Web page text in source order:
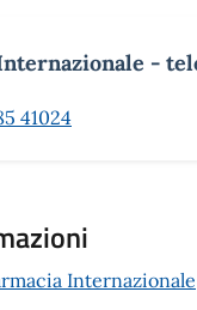
-
41024
Internazionale